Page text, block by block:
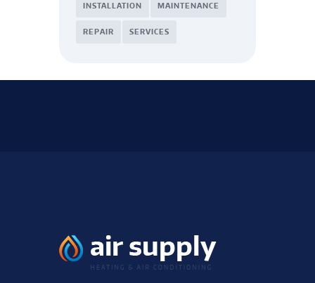
INSTALLATION MAINTENANCE
REPAIR SERVICES